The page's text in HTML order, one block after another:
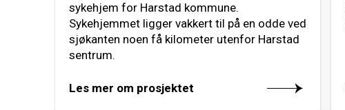
sykehjem for Harstad kommune.
Sykehjemmet ligger vakkert til på en odde ved
sjøkanten noen få kilometer utenfor Harstad
sentrum.
Les mer om prosjektet